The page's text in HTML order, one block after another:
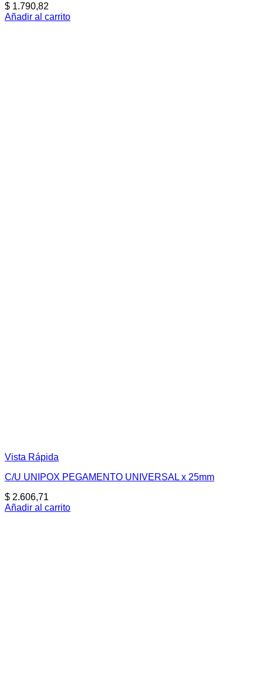
$ 1.790,82
Añadir al carrito
Vista Rápida
C/U UNIPOX PEGAMENTO UNIVERSAL x 25mm
$ 2.606,71
Añadir al carrito